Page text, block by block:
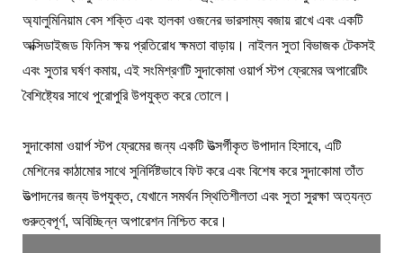
অ্যালুমিনিয়াম বেস শক্তি এবং হালকা ওজনের ভারসাম্য বজায় রাখে এবং একটি
অক্সিডাইজড ফিনিস ক্ষয় প্রতিরোধ ক্ষমতা বাড়ায়। নাইলন সুতা বিভাজক টেকসই
এবং সুতার ঘর্ষণ কমায়, এই সংমিশ্রণটি সুদাকোমা ওয়ার্প স্টপ ফ্রেমের অপারেটিং
বৈশিষ্ট্যের সাথে পুরোপুরি উপযুক্ত করে তোলে।
সুদাকোমা ওয়ার্প স্টপ ফ্রেমের জন্য একটি উত্সর্গীকৃত উপাদান হিসাবে, এটি
মেশিনের কাঠামোর সাথে সুনির্দিষ্টভাবে ফিট করে এবং বিশেষ করে সুদাকোমা তাঁত
উত্পাদনের জন্য উপযুক্ত, যেখানে সমর্থন স্থিতিশীলতা এবং সুতা সুরক্ষা অত্যন্ত
গুরুত্বপূর্ণ, অবিচ্ছিন্ন অপারেশন নিশ্চিত করে।